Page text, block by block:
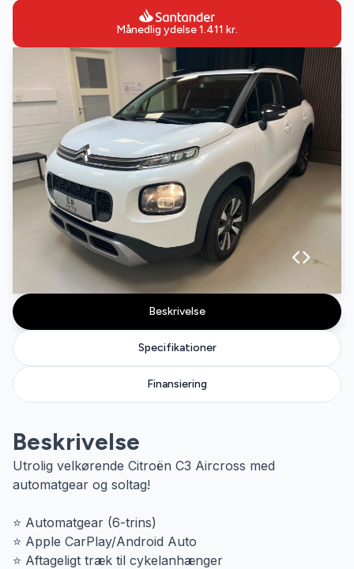
Specifikationer
Beskrivelse
Finansiering
Beskrivelse
Utrolig velkørende Citroën C3 Aircross med
automatgear og soltag!
⭐️ Automatgear (6-trins)
⭐️ Apple CarPlay/Android Auto
⭐️ Aftageligt træk til cykelanhænger
Månedlig ydelse1.411 kr.